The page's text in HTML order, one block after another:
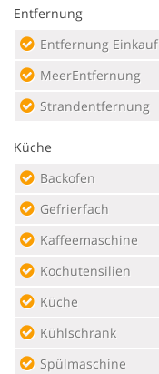
Entfernung
Entfernung Einkauf
MeerEntfernung
Strandentfernung
Küche
Backofen
Gefrierfach
Kaffeemaschine
Kochutensilien
Küche
Kühlschrank
Spülmaschine